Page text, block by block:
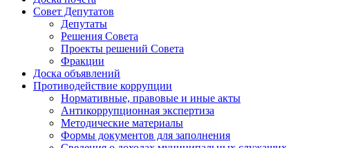
Совет Депутатов
Депутаты
Решения Совета
Проекты решений Совета
Фракции
Доска объявлений
Противодействие коррупции
Нормативные, правовые и иные акты
Антикоррупционная экспертиза
Методические материалы
Формы документов для заполнения